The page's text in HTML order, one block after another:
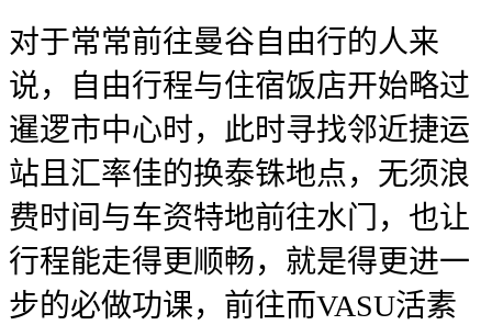
对于常常前往曼谷自由行的人来
说，自由行程与住宿饭店开始略过
暹逻市中心时，此时寻找邻近捷运
站且汇率佳的换泰铢地点，无须浪
费时间与车资特地前往水门，也让
行程能走得更顺畅，就是得更进一
步的必做功课，前往而VASU活素